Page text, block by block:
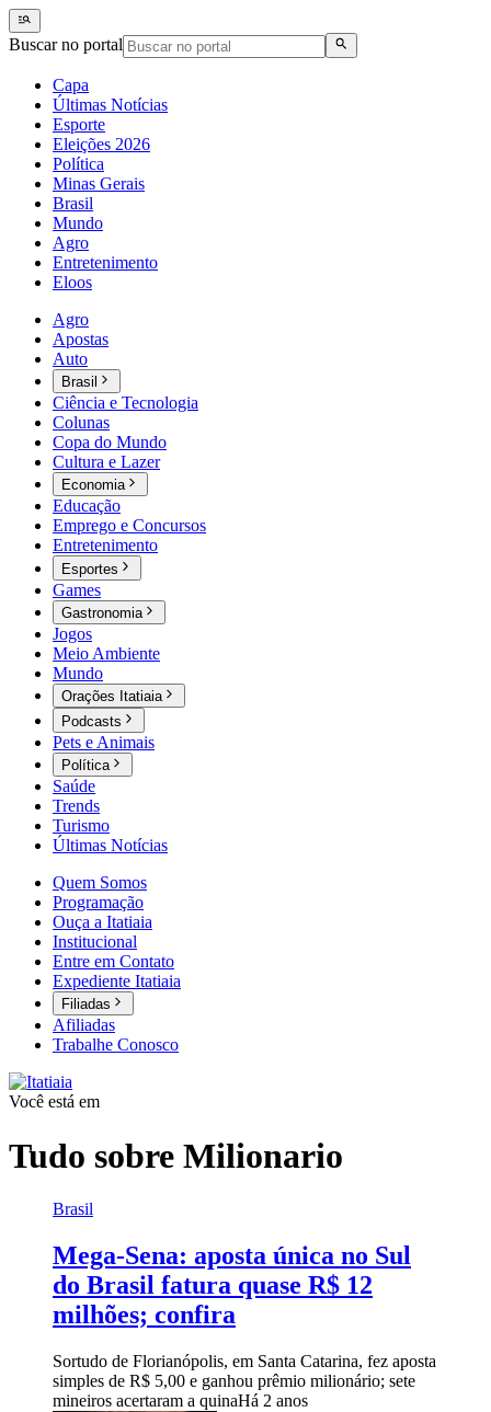
Buscar no portal
Capa
Últimas Notícias
Esporte
Eleições 2026
Política
Minas Gerais
Brasil
Mundo
Agro
Entretenimento
Eloos
Agro
Apostas
Auto
Brasil
Ciência e Tecnologia
Colunas
Copa do Mundo
Cultura e Lazer
Economia
Educação
Emprego e Concursos
Entretenimento
Esportes
Games
Gastronomia
Jogos
Meio Ambiente
Mundo
Orações Itatiaia
Podcasts
Pets e Animais
Política
Saúde
Trends
Turismo
Últimas Notícias
Quem Somos
Programação
Ouça a Itatiaia
Institucional
Entre em Contato
Expediente Itatiaia
Filiadas
Afiliadas
Trabalhe Conosco
Você está em
Tudo sobre Milionario
Brasil
Mega-Sena: aposta única no Sul
do Brasil fatura quase R$ 12
milhões; confira
Sortudo de Florianópolis, em Santa Catarina, fez aposta
simples de R$ 5,00 e ganhou prêmio milionário; sete
mineiros acertaram a quinaHá 2 anos